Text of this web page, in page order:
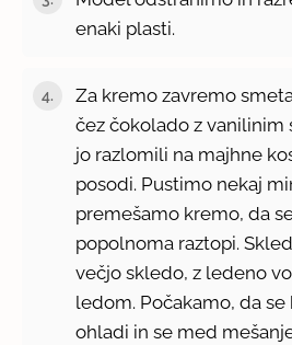
enaki plasti.
Za kremo zavremo
čez čokolado z vanilinim
jo razlomili na majhne
posodi. Pustimo nekaj
premešamo kremo, da
popolnoma raztopi.
večjo skledo, z ledeno
ledom. Počakamo, da
ohladi in se med